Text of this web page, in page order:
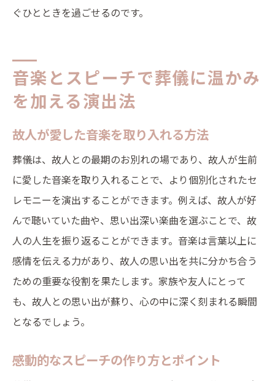
ぐひとときを過ごせるのです。
音楽とスピーチで葬儀に温かみ
を加える演出法
故人が愛した音楽を取り入れる方法
葬儀は、故人との最期のお別れの場であり、故人が生前
に愛した音楽を取り入れることで、より個別化されたセ
レモニーを演出することができます。例えば、故人が好
んで聴いていた曲や、思い出深い楽曲を選ぶことで、故
人の人生を振り返ることができます。音楽は言葉以上に
感情を伝える力があり、故人の思い出を共に分かち合う
ための重要な役割を果たします。家族や友人にとって
も、故人との思い出が蘇り、心の中に深く刻まれる瞬間
となるでしょう。
感動的なスピーチの作り方とポイント